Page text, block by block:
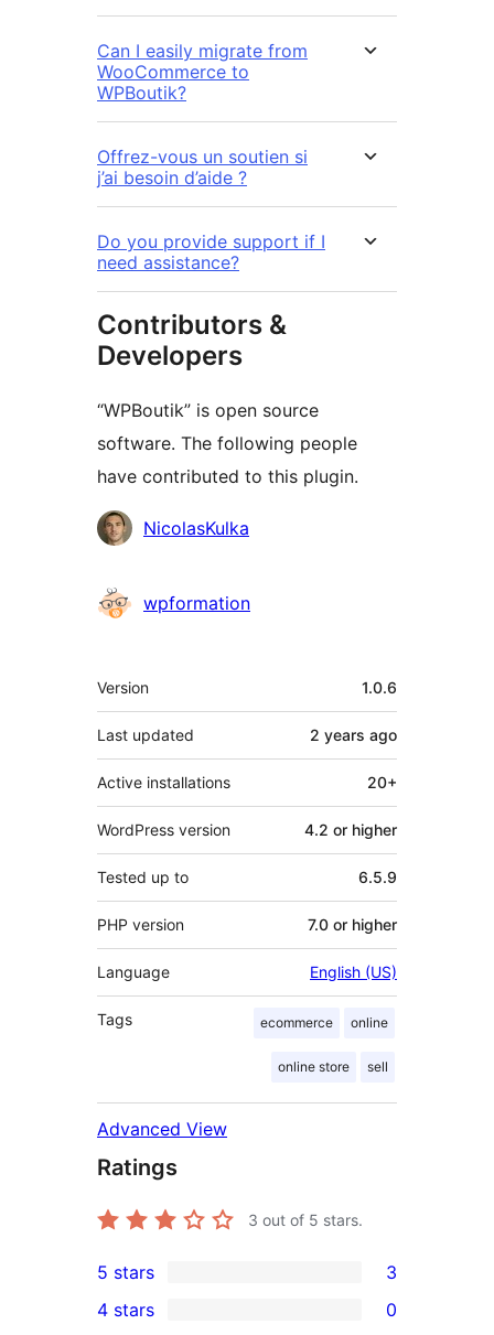
Can I easily migrate from
WooCommerce to
WPBoutik?
Offrez-vous un soutien si
j’ai besoin d’aide ?
Do you provide support if I
need assistance?
Contributors &
Developers
“WPBoutik” is open source
software. The following people
have contributed to this plugin.
Contributors
NicolasKulka
wpformation
Meta
Version 1.0.6
Last updated 2 years ago
Active installations 20+
WordPress version 4.2 or higher
Tested up to 6.5.9
PHP version 7.0 or higher
Language English (US)
Tags ecommerce online
online store sell
Advanced View
Ratings
3 out of 5 stars.
3
5-
5 stars 3
4 stars 0